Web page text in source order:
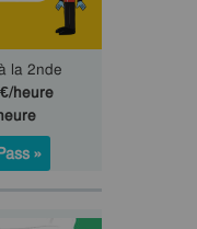
la 2nde
heure
»